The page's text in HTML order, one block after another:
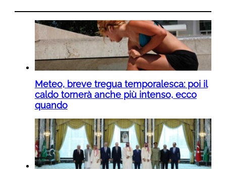
Meteo, breve tregua temporalesca: poi il
caldo tornerà anche più intenso, ecco
quando